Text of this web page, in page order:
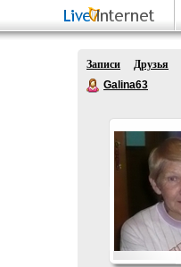
Записи Друзья
Galina63